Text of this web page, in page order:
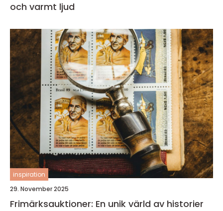
och varmt ljud
inspiration
29. November 2025
Frimärksauktioner: En unik värld av historier